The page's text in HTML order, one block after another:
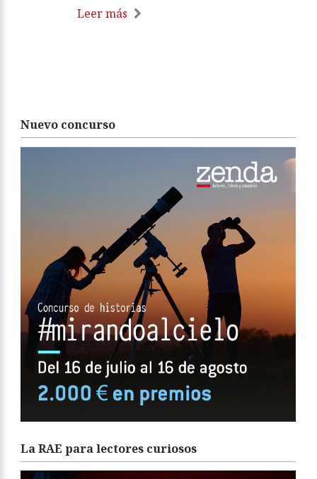
Leer más
Nuevo concurso
La RAE para lectores curiosos